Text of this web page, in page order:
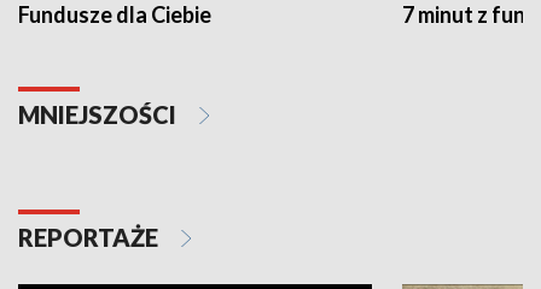
Fundusze dla Ciebie 7 minut z
MNIEJSZOŚCI
REPORTAŻE